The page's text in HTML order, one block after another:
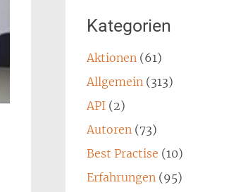
Kategorien
Aktionen(61)
Allgemein(313)
API(2)
Autoren(73)
Best Practise (10)
Erfahrungen(95)